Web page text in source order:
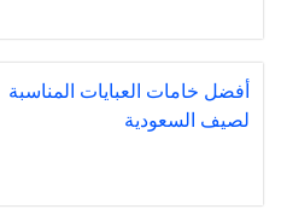
أفضل خامات العبايات المناسبة
لصيف السعودية